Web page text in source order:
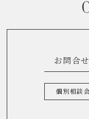
お問合
個別相談